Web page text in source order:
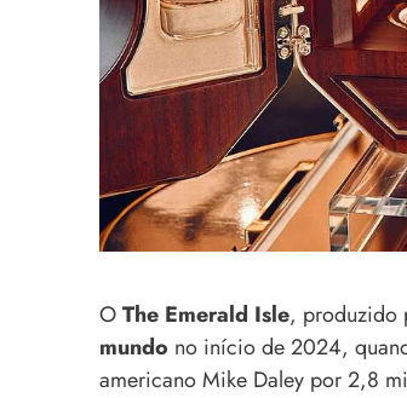
OThe Emerald Isle, produzido
mundo no início de 2024,
americano Mike Daley por 2,8